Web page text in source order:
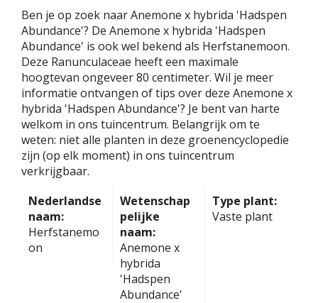
Ben je op zoek naar Anemone x hybrida 'Hadspen
Abundance'? De Anemone x hybrida 'Hadspen
Abundance' is ook wel bekend als Herfstanemoon.
Deze Ranunculaceae heeft een maximale
hoogtevan ongeveer 80 centimeter. Wil je meer
informatie ontvangen of tips over deze Anemone x
hybrida 'Hadspen Abundance'? Je bent van harte
welkom in ons tuincentrum. Belangrijk om te
weten: niet alle planten in deze groenencyclopedie
zijn (op elk moment) in ons tuincentrum
verkrijgbaar.
Nederlandse
naam:
Herfstanemo
on
Wetenschap
pelijke
naam:
Anemone x
hybrida
'Hadspen
Abundance'
Type plant:
Vaste plant